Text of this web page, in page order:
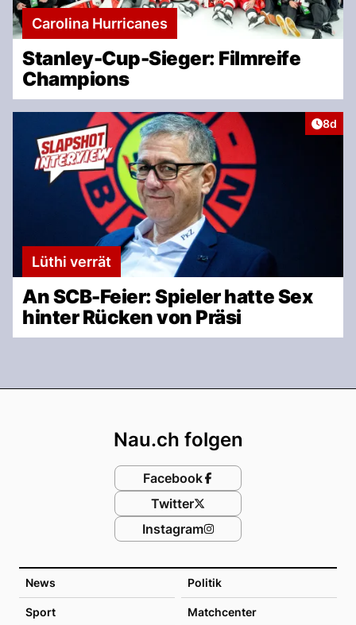
Carolina Hurricanes
Stanley-Cup-Sieger: Filmreife
Champions
8d
Lüthi verrät
An SCB-Feier: Spieler hatte Sex
hinter Rücken von Präsi
News Politik
Sport Matchcenter
Nau.ch folgen
Facebook
Twitter
Instagram